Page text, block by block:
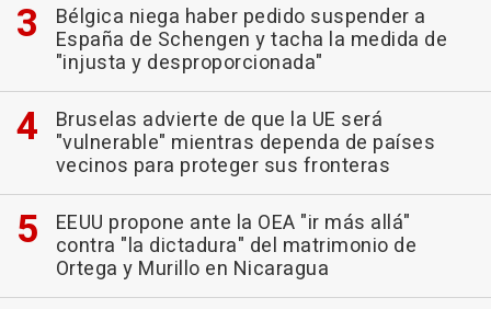
Bélgica niega haber pedido suspender a
España de Schengen y tacha la medida de
"injusta y desproporcionada"
Bruselas advierte de que la UE será
"vulnerable" mientras dependa de países
vecinos para proteger sus fronteras
EEUU propone ante la OEA "ir más allá"
contra "la dictadura" del matrimonio de
Ortega y Murillo en Nicaragua